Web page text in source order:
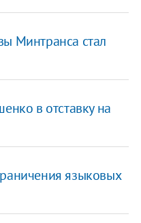
Минтранса стал
в отставку на
языковых